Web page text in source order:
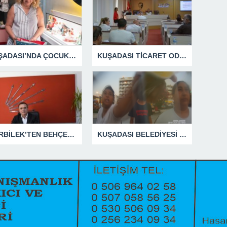
KUŞADASI’NDA ÇOCUKLUĞUN HATIRALARI OYUNCAK MÜZESİNDE HAYAT BULACAK KUŞADASI TİCARET ODASI TEMMUZ MECLİSİNDE YEREL İŞLETMELERE ANLAMLI DESTEK
GÜRBİLEK’TEN BEHÇET ALP’E SERT YANIT KUŞADASI BELEDİYESİ ZABITA MEMURUNU DARBEDEN DİLENCİ 2 KADIN TUTUKLANDI